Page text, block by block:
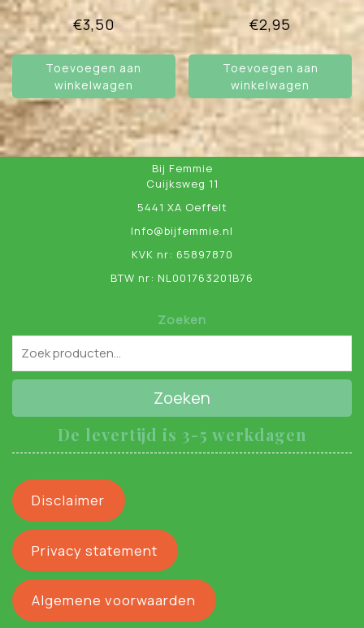
€3,50
Toevoegen aan
winkelwagen
€2,95
Toevoegen aan
winkelwagen
Bij Femmie
Cuijksweg 11
5441 XA Oeffelt
Info@bijfemmie.nl
KVK nr: 65897870
BTW nr: NL001763201B76
Zoeken
Zoeken
De levertijd is 3-5 werkdagen
Disclaimer
Privacy statement
Algemene voorwaarden